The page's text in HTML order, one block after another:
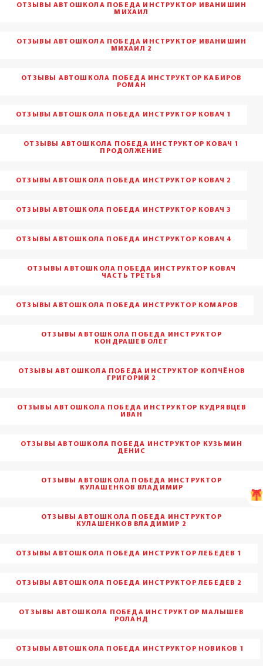
ОТЗЫВЫ АВТОШКОЛА ПОБЕДА ИНСТРУКТОР ИВАНИШИН
МИХАИЛ
ОТЗЫВЫ АВТОШКОЛА ПОБЕДА ИНСТРУКТОР ИВАНИШИН
МИХАИЛ 2
ОТЗЫВЫ АВТОШКОЛА ПОБЕДА ИНСТРУКТОР КАБИРОВ
РОМАН
ОТЗЫВЫ АВТОШКОЛА ПОБЕДА ИНСТРУКТОР КОВАЧ 1
ОТЗЫВЫ АВТОШКОЛА ПОБЕДА ИНСТРУКТОР КОВАЧ 1
ПРОДОЛЖЕНИЕ
ОТЗЫВЫ АВТОШКОЛА ПОБЕДА ИНСТРУКТОР КОВАЧ 2
ОТЗЫВЫ АВТОШКОЛА ПОБЕДА ИНСТРУКТОР КОВАЧ 3
ОТЗЫВЫ АВТОШКОЛА ПОБЕДА ИНСТРУКТОР КОВАЧ 4
ОТЗЫВЫ АВТОШКОЛА ПОБЕДА ИНСТРУКТОР КОВАЧ
ЧАСТЬ ТРЕТЬЯ
ОТЗЫВЫ АВТОШКОЛА ПОБЕДА ИНСТРУКТОР КОМАРОВ
ОТЗЫВЫ АВТОШКОЛА ПОБЕДА ИНСТРУКТОР
КОНДРАШЕВ ОЛЕГ
ОТЗЫВЫ АВТОШКОЛА ПОБЕДА ИНСТРУКТОР КОПЧЁНОВ
ГРИГОРИЙ 2
ОТЗЫВЫ АВТОШКОЛА ПОБЕДА ИНСТРУКТОР КУДРЯВЦЕВ
ИВАН
ОТЗЫВЫ АВТОШКОЛА ПОБЕДА ИНСТРУКТОР КУЗЬМИН
ДЕНИС
ОТЗЫВЫ АВТОШКОЛА ПОБЕДА ИНСТРУКТОР
КУЛАШЕНКОВ ВЛАДИМИР
ОТЗЫВЫ АВТОШКОЛА ПОБЕДА ИНСТРУКТОР
КУЛАШЕНКОВ ВЛАДИМИР 2
ОТЗЫВЫ АВТОШКОЛА ПОБЕДА ИНСТРУКТОР ЛЕБЕДЕВ 1
ОТЗЫВЫ АВТОШКОЛА ПОБЕДА ИНСТРУКТОР ЛЕБЕДЕВ 2
ОТЗЫВЫ АВТОШКОЛА ПОБЕДА ИНСТРУКТОР МАЛЫШЕВ
РОЛАНД
ОТЗЫВЫ АВТОШКОЛА ПОБЕДА ИНСТРУКТОР НОВИКОВ 1